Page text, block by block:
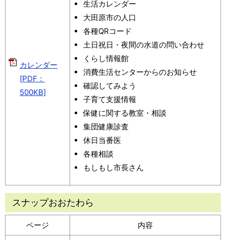
カレンダー
[PDF：
500KB]
生活カレンダー
大田原市の人口
各種QRコード
土日祝日・夜間の水道の問い合わせ
くらし情報館
消費生活センターからのお知らせ
確認してみよう
子育て支援情報
保健に関する教室・相談
集団健康診査
休日当番医
各種相談
もしもし市長さん
スナップおおたわら
ページ 内容